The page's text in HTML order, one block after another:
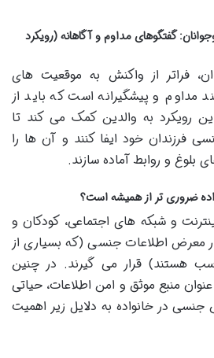
گفتگوهای مداوم و آگاهانه (رویکرد
فراتر از واکنش به موقعیت های
مداوم و پیشگیرانه است که باید از
رویکرد به والدین کمک می کند تا
فرزندان خود ایفا کنند و آن ها را
بلوغ و روابط آماده سازند.
و شبکه های اجتماعی، کودکان و
معرض اطلاعات جنسی (که بسیاری از
هستند) قرار می گیرند. در چنین
منبع موثق و امن اطلاعات، حیاتی
در خانواده به دلایل زیر اهمیت